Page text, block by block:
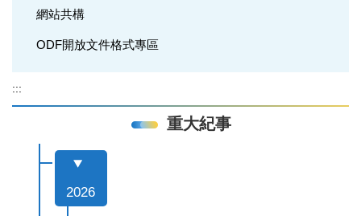
網站共構
ODF開放文件格式專區
:::
重大紀事
2026